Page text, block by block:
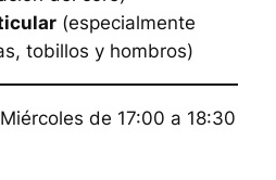
(especialmente
tobillos y hombros)
de 17:00 a 18:30